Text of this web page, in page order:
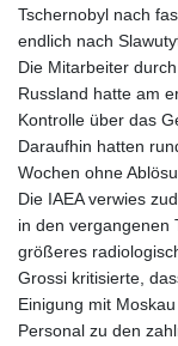
Tschernobyl nach
endlich nach
Die Mitarbeiter
Russland hatte am
Kontrolle über das
Daraufhin hatten
Wochen ohne
Die IAEA verwies
in den vergangenen
größeres
Grossi kritisierte,
Einigung mit
Personal zu den